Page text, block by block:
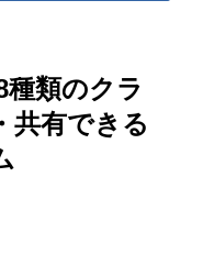
類のクラ
共有できる